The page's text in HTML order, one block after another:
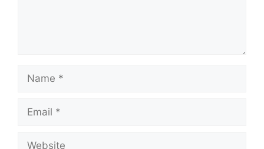
Name
Email
Website